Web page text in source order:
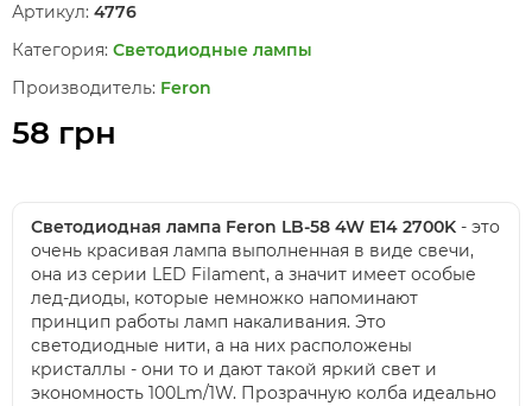
Артикул: 4776
Категория: Светодиодные лампы
Производитель: Feron
58 грн
Светодиодная лампа Feron LB-58 4W E14 2700K - это
очень красивая лампа выполненная в виде свечи,
она из серии LED Filament, а значит имеет особые
лед-диоды, которые немножко напоминают
принцип работы ламп накаливания. Это
светодиодные нити, а на них расположены
кристаллы - они то и дают такой яркий свет и
экономность 100Lm/1W. Прозрачную колба идеально